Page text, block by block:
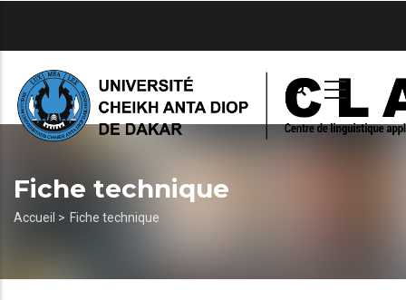
principal
Fiche technique
Fil
Accueil > Fiche technique